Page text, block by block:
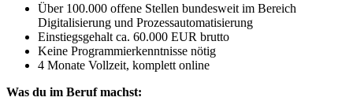
Über 100.000 offene Stellen bundesweit im Bereich
Digitalisierung und Prozessautomatisierung
Einstiegsgehalt ca. 60.000 EUR brutto
Keine Programmierkenntnisse nötig
4 Monate Vollzeit, komplett online
Was du im Beruf machst: